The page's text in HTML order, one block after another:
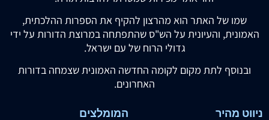
שמו של האתר הוא מהרצון להקיף את הספרות ההלכתית,
האמונית, והעיונית על הש"ס שהתפתחה במרוצת הדורות על ידי
גדולי הרוח של עם ישראל.
ובנוסף לתת מקום לקומה החדשה האמונית שצמחה בדורות
האחרונים.
ניווט מהיר המומלצים